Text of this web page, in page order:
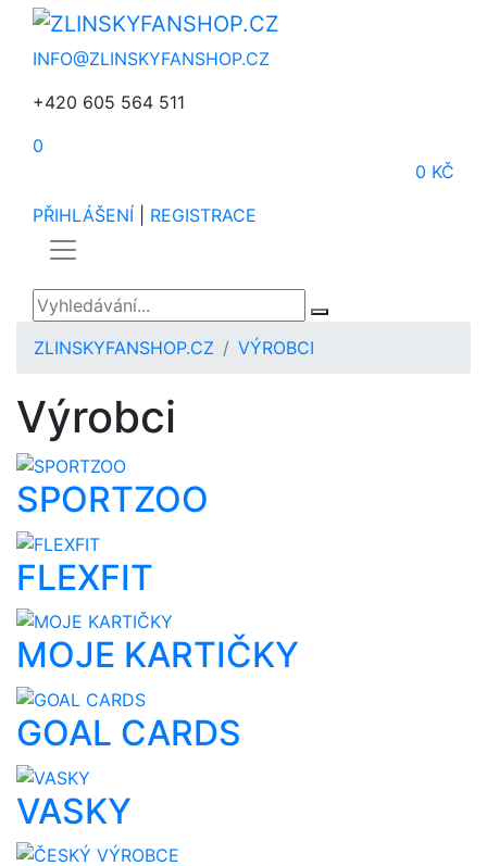
INFO@ZLINSKYFANSHOP.CZ
+420 605 564 511
0
0 KČ
PŘIHLÁŠENÍ
REGISTRACE
ZLINSKYFANSHOP.CZ VÝROBCI
Výrobci
SPORTZOO
FLEXFIT
MOJE KARTIČKY
GOAL CARDS
VASKY